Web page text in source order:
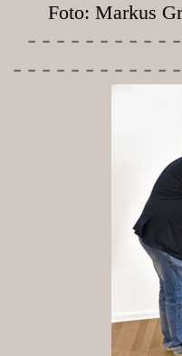
Foto: Markus
-----------